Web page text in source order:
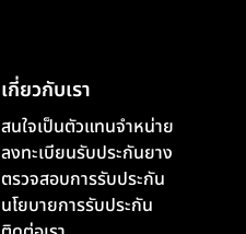
เกี่ยวกับเรา
สนใจเป็นตัวแทนจำหน่าย
ลงทะเบียนรับประกันยาง
ตรวจสอบการรับประกัน
นโยบายการรับประกัน